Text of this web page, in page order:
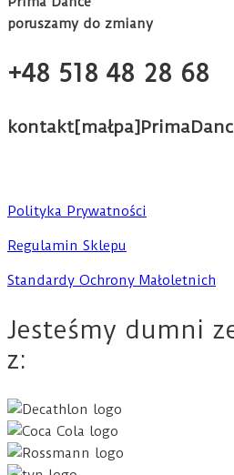
poruszamy do zmiany
+48 518 48 28 68
Polityka Prywatności
Regulamin Sklepu
Standardy Ochrony Małoletnich
Jesteśmy dumni
z: